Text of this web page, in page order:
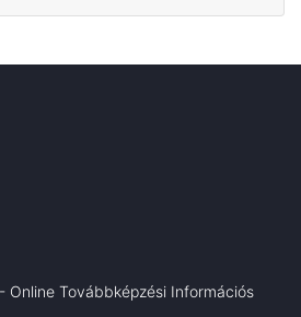
Online Továbbképzési Információs